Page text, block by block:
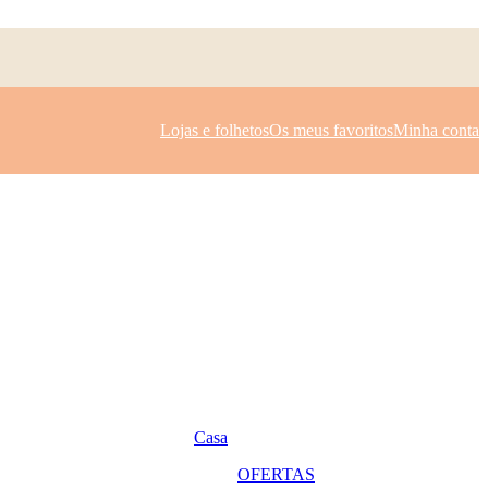
Lojas e folhetosOs meus favoritosMinha conta
Casa
OFERTAS